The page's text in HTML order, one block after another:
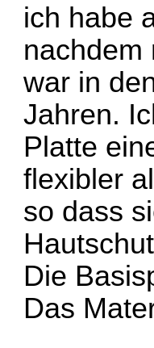
ich habe
nachdem
war in
Jahren.
Platte
flexibler
so dass
Die
Das